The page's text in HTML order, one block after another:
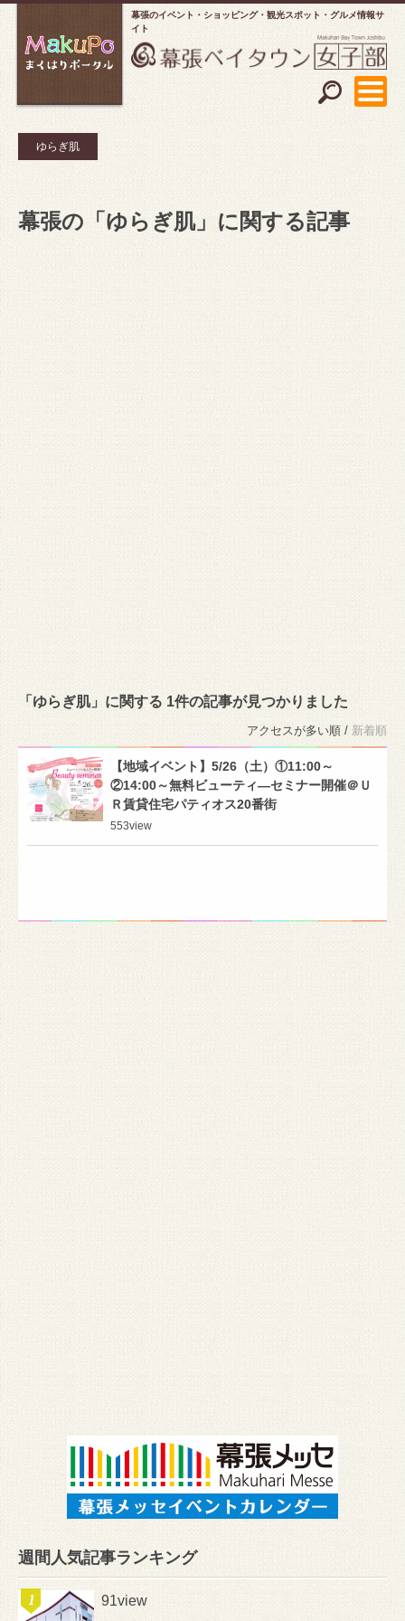
幕張のイベント・ショッピング
観光スポット・グルメ情報サ
イト
ゆらぎ肌
幕張の「ゆらぎ肌」に関する記事
「ゆらぎ肌」に関する 1件の記事が見つかりました
アクセスが多い順 / 新着順
【地域イベント】5/26（土）①11:00～
②14:00～無料ビューティ―セミナー開催＠Ｕ
Ｒ賃貸住宅パティオス20番街
553view
週間人気記事ランキング
91view